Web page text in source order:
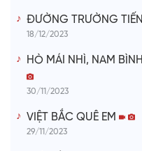
ĐƯỜNG TRƯỜNG
18/12/2023
HÒ MÁI NHÌ, NAM
30/11/2023
VIỆT BẮC QUÊ EM
29/11/2023